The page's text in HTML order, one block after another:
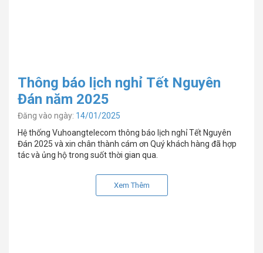
Thông báo lịch nghỉ Tết Nguyên
Đán năm 2025
Đăng vào ngày: 14/01/2025
Hệ thống Vuhoangtelecom thông báo lịch nghỉ Tết Nguyên
Đán 2025 và xin chân thành cám ơn Quý khách hàng đã hợp
tác và ủng hộ trong suốt thời gian qua.
Xem Thêm